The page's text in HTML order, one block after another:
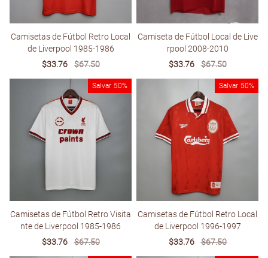
Camisetas de Fútbol Retro Local
de Liverpool 1985-1986
Sale
$33.76
Regular
$67.50
Camiseta de Fútbol Local de Live
rpool 2008-2010
Sale
$33.76
Regular
$67.50
Salvar 50%
Camisetas de Fútbol Retro Visita
nte de Liverpool 1985-1986
Sale
$33.76
Regular
$67.50
Salvar 50%
Camisetas de Fútbol Retro Local
de Liverpool 1996-1997
Sale
$33.76
Regular
$67.50